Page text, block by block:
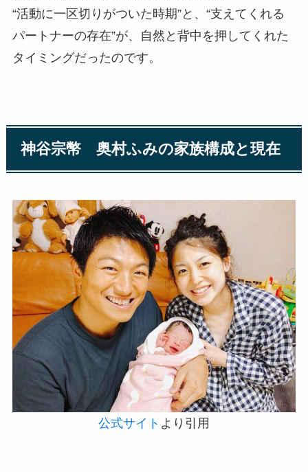
“活動に一区切りがついた時期”と、“支えてくれる
パートナーの存在”が、自然と背中を押してくれた
タイミングだったのです。
神谷宗幣 奥村ふみの家族構成と現在
公式サイト より引用